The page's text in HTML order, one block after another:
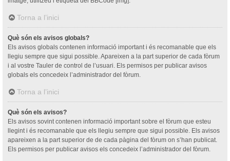
Torna a l’inici
Què són els avisos globals?
Els avisos globals contenen informació important i és recomanable que els
llegiu sempre que sigui possible. Apareixen a la part superior de cada fòrum
i al vostre Tauler de control de l’usuari. Els permisos per publicar avisos
globals els concedeix l’administrador del fòrum.
Torna a l’inici
Què són els avisos?
Els avisos sovint contenen informació important sobre el fòrum que esteu
llegint i és recomanable que els llegiu sempre que sigui possible. Els avisos
apareixen a la part superior de de cada pàgina del fòrum on s’han publicat.
Els permisos per publicar avisos els concedeix l’administrador del fòrum.